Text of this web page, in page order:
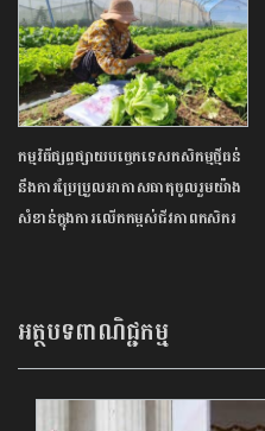
កម្មវិធីផ្សព្វផ្សាយបច្ចេកទេសកសិកម្មថ្មីធន់
នឹងការប្រែប្រួលអាកាសធាតុចូលរួមយ៉ាង
សំខាន់ក្នុងការលើកកម្ពស់ជីវភាពកសិករ
អត្ថបទពាណិជ្ជកម្ម